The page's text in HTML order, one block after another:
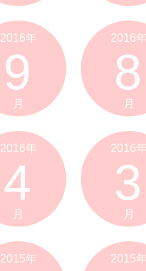
2016年
9
月
2016
8
月
2016年
4
月
2016
3
月
2015年 2015